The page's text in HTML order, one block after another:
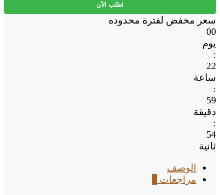
متعدد
الاستخدامات
بور
بنك
من
DLC
ضمان
عاميين
اطلب الآن
سعر مخفض لفترة محدوده
00
يوم
:
22
ساعة
:
59
دقيقة
:
53
ثانية
الوصف
مراجعات